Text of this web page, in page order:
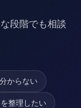
段階でも相談
からない
整理したい